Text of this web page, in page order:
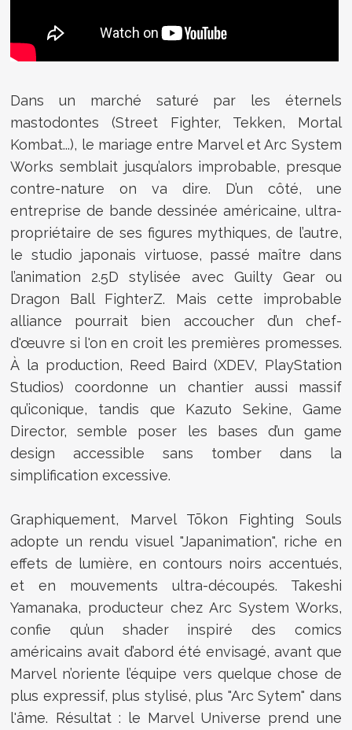
Dans un marché saturé par les éternels
mastodontes (Street Fighter, Tekken, Mortal
Kombat...), le mariage entre Marvel et Arc System
Works semblait jusqu’alors improbable, presque
contre-nature on va dire. D’un côté, une
entreprise de bande dessinée américaine, ultra-
propriétaire de ses figures mythiques, de l’autre,
le studio japonais virtuose, passé maître dans
l’animation 2.5D stylisée avec Guilty Gear ou
Dragon Ball FighterZ. Mais cette improbable
alliance pourrait bien accoucher d’un chef-
d'œuvre si l'on en croit les premières promesses.
À la production, Reed Baird (XDEV, PlayStation
Studios) coordonne un chantier aussi massif
qu’iconique, tandis que Kazuto Sekine, Game
Director, semble poser les bases d’un game
design accessible sans tomber dans la
simplification excessive.
Graphiquement, Marvel Tōkon Fighting Souls
adopte un rendu visuel "Japanimation", riche en
effets de lumière, en contours noirs accentués,
et en mouvements ultra-découpés. Takeshi
Yamanaka, producteur chez Arc System Works,
confie qu’un shader inspiré des comics
américains avait d’abord été envisagé, avant que
Marvel n’oriente l’équipe vers quelque chose de
plus expressif, plus stylisé, plus "Arc Sytem" dans
l'âme. Résultat : le Marvel Universe prend une